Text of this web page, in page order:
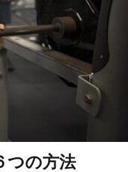
つの方法